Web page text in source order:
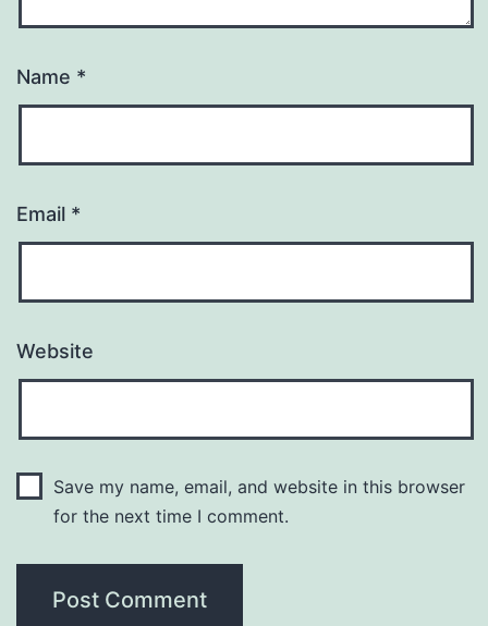
Name *
Email *
Website
Save my name, email, and website in this browser
for the next time I comment.